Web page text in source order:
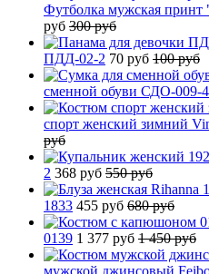
Футболка мужская
руб 300 руб
ПДД-02-2 70 руб 100 руб
сменной обуви СДО-009-4
спорт женский зимний
руб
2 368 руб 550 руб
1833 455 руб 680 руб
0139 1 377 руб 1 450 руб
мужской джинсовый